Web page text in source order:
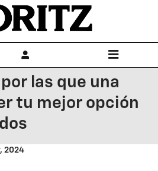
las que una
tu mejor opción
2024